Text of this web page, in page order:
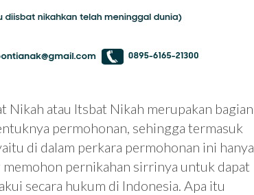
Nikah atau Itsbat Nikah merupakan bagian
permohonan, sehingga termasuk
di dalam perkara permohonan ini hanya
pernikahan sirrinya untuk dapat
secara hukum di Indonesia. Apa itu